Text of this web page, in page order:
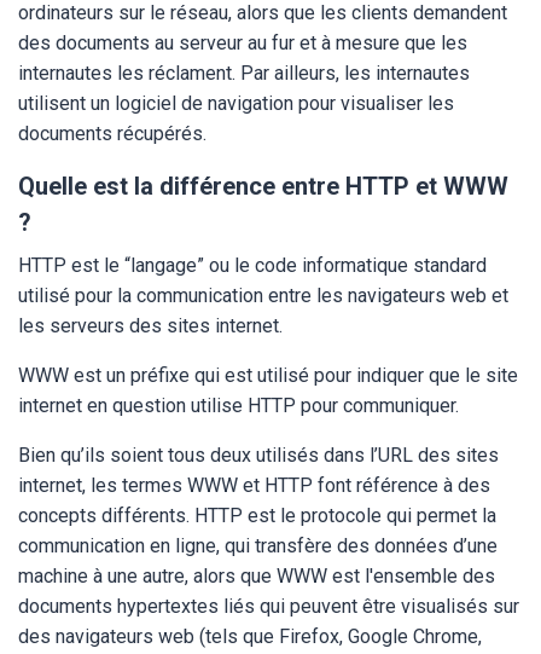
ordinateurs sur le réseau, alors que les clients demandent
des documents au serveur au fur et à mesure que les
internautes les réclament. Par ailleurs, les internautes
utilisent un logiciel de navigation pour visualiser les
documents récupérés.
Quelle est la différence entre HTTP et WWW
?
HTTP est le “langage” ou le code informatique standard
utilisé pour la communication entre les navigateurs web et
les serveurs des sites internet.
WWW est un préfixe qui est utilisé pour indiquer que le site
internet en question utilise HTTP pour communiquer.
Bien qu’ils soient tous deux utilisés dans l’URL des sites
internet, les termes WWW et HTTP font référence à des
concepts différents. HTTP est le protocole qui permet la
communication en ligne, qui transfère des données d’une
machine à une autre, alors que WWW est l'ensemble des
documents hypertextes liés qui peuvent être visualisés sur
des navigateurs web (tels que Firefox, Google Chrome,